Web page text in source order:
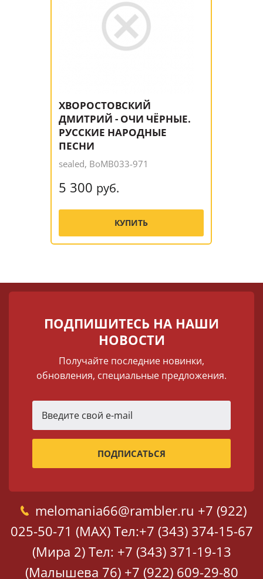
ХВОРОСТОВСКИЙ
ДМИТРИЙ - ОЧИ ЧЁРНЫЕ.
РУССКИЕ НАРОДНЫЕ
ПЕСНИ
sealed, BoMB033-971
5 300 руб.
КУПИТЬ
ПОДПИШИТЕСЬ НА НАШИ
НОВОСТИ
Получайте последние новинки,
обновления, специальные предложения.
melomania66@rambler.ru +7 (922)
025-50-71 (MAX) Тел:+7 (343) 374-15-67
(Мира 2) Тел: +7 (343) 371-19-13
(Малышева 76) +7 (922) 609-29-80